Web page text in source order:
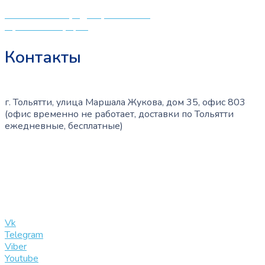
Контакты
г. Тольятти, улица Маршала Жукова, дом 35, офис 803
(офис временно не работает, доставки по Тольятти
ежедневные, бесплатные)
Vk
Telegram
Viber
Youtube